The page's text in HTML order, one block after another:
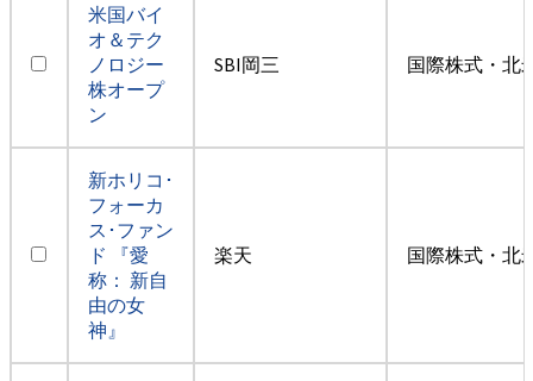
米国バイ
オ＆テク
ノロジー
株オープ
ン
SBI岡三 国際株式・北
新ホリコ･
フォーカ
ス･ファン
ド 『愛
称： 新自
由の女
神』
楽天 国際株式・北